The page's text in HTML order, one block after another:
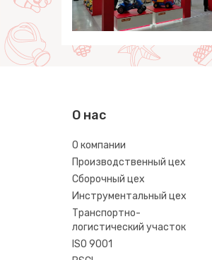
О нас
О компании
Производственный цех
Сборочный цех
Инструментальный цех
Транспортно-
логистический участок
ISO 9001